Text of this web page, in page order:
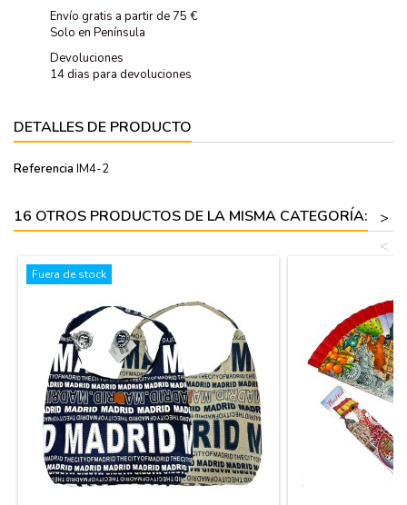
Envío gratis a partir de 75 €
Solo en Península
Devoluciones
14 dias para devoluciones
DETALLES DE PRODUCTO
Referencia IM4-2
16 OTROS PRODUCTOS DE LA MISMA CATEGORÍA:
>
<
Fuera de stock